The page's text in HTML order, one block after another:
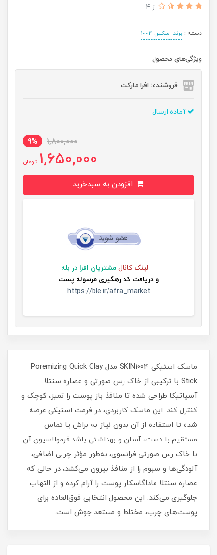
از 4
دسته : برند اسکین 1004
ویژگی‌های محصول
فروشنده: افرا مارکت
آماده ارسال
1,800,000
9%
1,650,000 تومان
لینک کانال مشتریان افرا در بله
و دریافت کد رهگیری مرسوله پست
https://ble.ir/afra_market
ماسک استیکی SKIN1004 مدل Poremizing Quick Clay
Stick با ترکیبی از خاک رس صورتی و عصاره سنتلا
آسیاتیکا طراحی شده تا منافذ باز پوست را تمیز، کوچک و
کنترل کند. این ماسک کاربردی، در فرمت استیکی عرضه
شده تا استفاده از آن بدون نیاز به براش یا تماس
مستقیم با دست، آسان و بهداشتی باشد.فرمولاسیون آن
با خاک رس صورتی فرانسوی، به‌طور مؤثر چربی اضافی،
آلودگی‌ها و سبوم را از منافذ بیرون می‌کشد، در حالی که
عصاره سنتلا ماداگاسکار پوست را آرام کرده و از التهاب
جلوگیری می‌کند. این محصول انتخابی فوق‌العاده برای
پوست‌های چرب، مختلط و مستعد جوش است.